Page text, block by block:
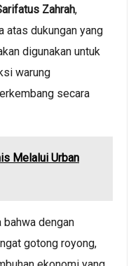
Zahrah,
atas dukungan yang
digunakan untuk
warung
secara
Melalui Urban
bahwa dengan
gotong royong,